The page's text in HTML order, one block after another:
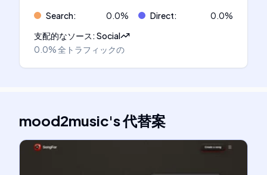
Search: 0.0% Direct: 0.0%
支配的なソース:Social
0.0%全トラフィックの
mood2music's代替案